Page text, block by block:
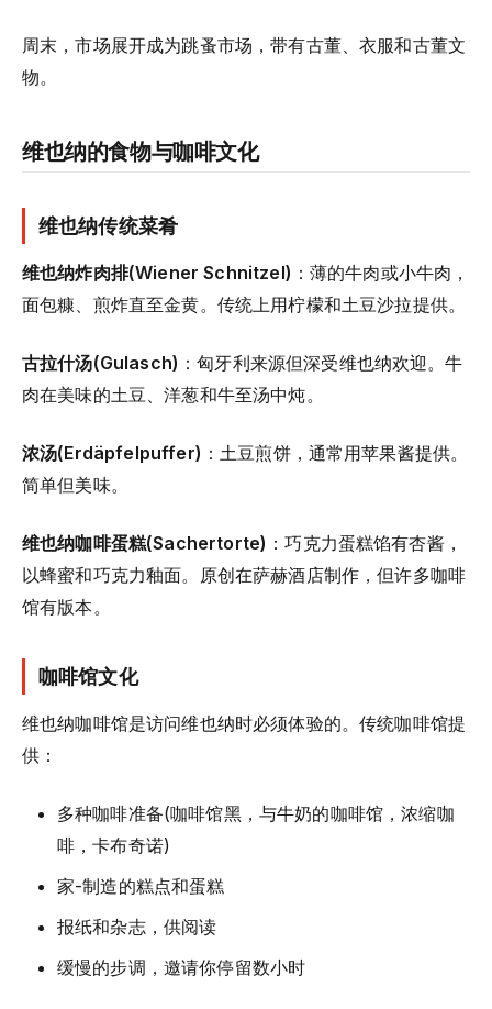
周末，市场展开成为跳蚤市场，带有古董、衣服和古董文
物。
维也纳的食物与咖啡文化
维也纳传统菜肴
维也纳炸肉排(Wiener Schnitzel) ：薄的牛肉或小牛肉，
面包糠、煎炸直至金黄。传统上用柠檬和土豆沙拉提供。
古拉什汤(Gulasch) ：匈牙利来源但深受维也纳欢迎。牛
肉在美味的土豆、洋葱和牛至汤中炖。
浓汤(Erdäpfelpuffer) ：土豆煎饼，通常用苹果酱提供。
简单但美味。
维也纳咖啡蛋糕(Sachertorte) ：巧克力蛋糕馅有杏酱，
以蜂蜜和巧克力釉面。原创在萨赫酒店制作，但许多咖啡
馆有版本。
咖啡馆文化
维也纳咖啡馆是访问维也纳时必须体验的。传统咖啡馆提
供：
多种咖啡准备(咖啡馆黑，与牛奶的咖啡馆，浓缩咖
啡，卡布奇诺)
家-制造的糕点和蛋糕
报纸和杂志，供阅读
缓慢的步调，邀请你停留数小时